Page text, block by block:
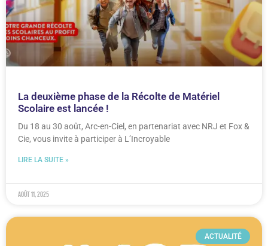
La deuxième phase de la Récolte de Matériel
Scolaire est lancée !
Du 18 au 30 août, Arc-en-Ciel, en partenariat avec NRJ et Fox &
Cie, vous invite à participer à L’Incroyable
LIRE LA SUITE »
août 11, 2025
ACTUALITÉ